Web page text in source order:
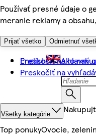
Používať presné údaje o
meranie reklamy a
Prijať všetko Odmietnuť
Preskočiť na hlavný
Preskočiť na
English Ako
Všetky kategórie
Top ponukyOvocie,